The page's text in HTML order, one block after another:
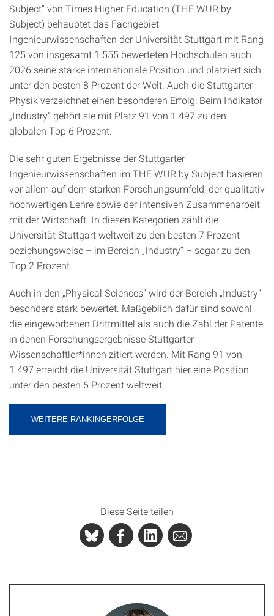
Subject" von Times Higher Education (THE WUR by
Subject) behauptet das Fachgebiet
Ingenieurwissenschaften der Universität Stuttgart mit Rang
125 von insgesamt 1.555 bewerteten Hochschulen auch
2026 seine starke internationale Position und platziert sich
unter den besten 8 Prozent der Welt. Auch die Stuttgarter
Physik verzeichnet einen besonderen Erfolg: Beim Indikator
„Industry“ gehört sie mit Platz 91 von 1.497 zu den
globalen Top 6 Prozent.
Die sehr guten Ergebnisse der Stuttgarter
Ingenieurwissenschaften im THE WUR by Subject basieren
vor allem auf dem starken Forschungsumfeld, der qualitativ
hochwertigen Lehre sowie der intensiven Zusammenarbeit
mit der Wirtschaft. In diesen Kategorien zählt die
Universität Stuttgart weltweit zu den besten 7 Prozent
beziehungsweise – im Bereich „Industry“ – sogar zu den
Top 2 Prozent.
Auch in den „Physical Sciences“ wird der Bereich „Industry“
besonders stark bewertet. Maßgeblich dafür sind sowohl
die eingeworbenen Drittmittel als auch die Zahl der Patente,
in denen Forschungsergebnisse Stuttgarter
Wissenschaftler*innen zitiert werden. Mit Rang 91 von
1.497 erreicht die Universität Stuttgart hier eine Position
unter den besten 6 Prozent weltweit.
WEITERE RANKINGERFOLGE
Diese Seite teilen